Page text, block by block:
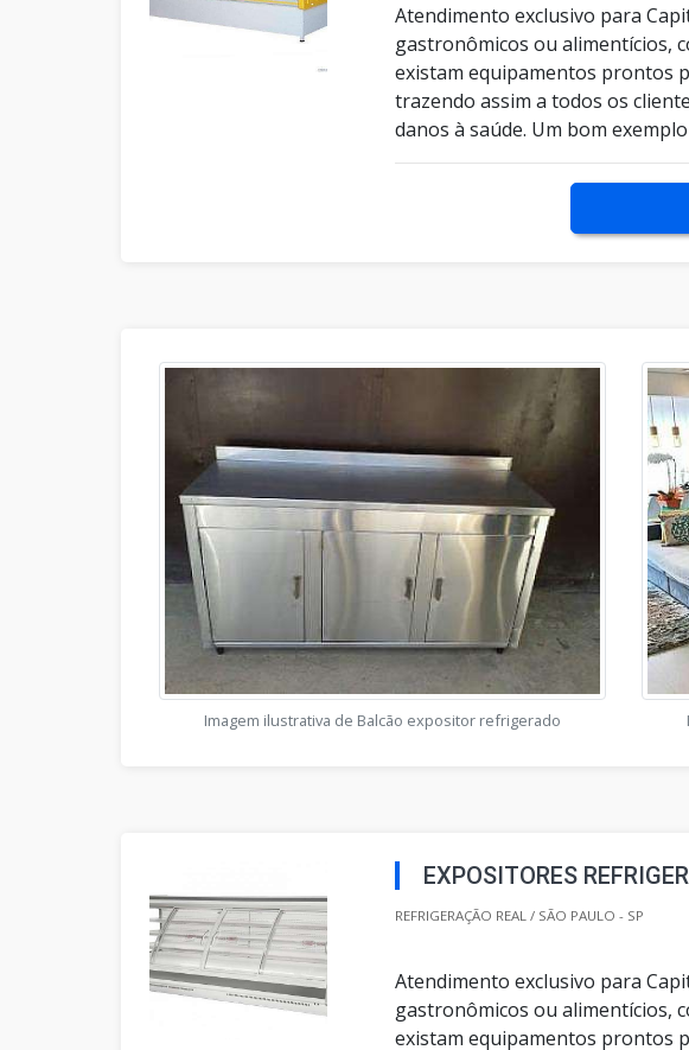
Atendimento exclusivo para
gastronômicos ou alimentícios,
existam equipamentos prontos
trazendo assim a todos os
danos à saúde. Um bom
Imagem ilustrativa de Balcão expositor refrigerado
EXPOSITORES
REFRIGERAÇÃO REAL / SÃO PAULO - SP
Atendimento exclusivo para
gastronômicos ou alimentícios,
existam equipamentos prontos